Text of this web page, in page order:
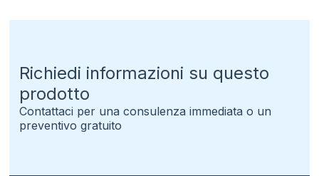
Richiedi informazioni su questo
prodotto
Contattaci per una consulenza immediata o un
preventivo gratuito